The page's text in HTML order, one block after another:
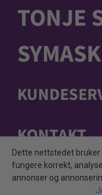
TONJE
* 5 års garanti på de
* Få varene levert
Ta gjerne kontakt
symaskinsprat
Min konto
Kjøpsvilkår
Personvern
KONTAKT
stein-
Dette nettstedet
fungere korrekt,
annonser og